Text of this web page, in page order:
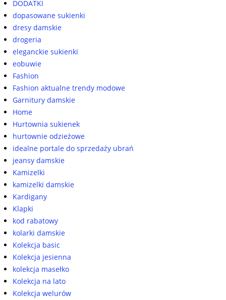
DODATKI
dopasowane sukienki
dresy damskie
drogeria
eleganckie sukienki
eobuwie
Fashion
Fashion aktualne trendy modowe
Garnitury damskie
Home
Hurtownia sukienek
hurtownie odzieżowe
idealne portale do sprzedaży ubrań
jeansy damskie
Kamizelki
kamizelki damskie
Kardigany
Klapki
kod rabatowy
kolarki damskie
Kolekcja basic
Kolekcja jesienna
kolekcja masełko
Kolekcja na lato
Kolekcja welurów